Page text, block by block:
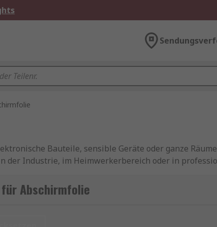
Bauteile, sensible Geräte oder ganze
der Industrie, im Heimwerkerbereich oder in
sind Sie bei RS genau richtig: Wir bieten
Abschirmfolie